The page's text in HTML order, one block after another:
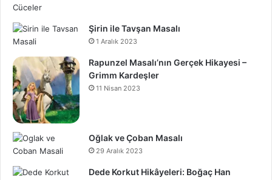
Şirin ile Tavşan Masalı
1 Aralık 2023
Rapunzel Masalı’nın Gerçek Hikayesi –
Grimm Kardeşler
11 Nisan 2023
Oğlak ve Çoban Masalı
29 Aralık 2023
Dede Korkut Hikâyeleri: Boğaç Han